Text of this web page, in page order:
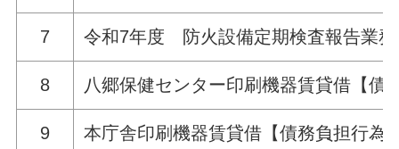
7 令和7年度 防火設備定期検査報告業
8 八郷保健センター印刷機器賃貸借【債
9 本庁舎印刷機器賃貸借【債務負担行為